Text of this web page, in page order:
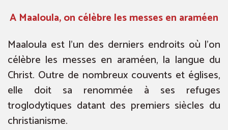
A Maaloula, on célèbre les messes en araméen
Maaloula est l’un des derniers endroits où l’on
célèbre les messes en araméen, la langue du
Christ. Outre de nombreux couvents et églises,
elle doit sa renommée à ses refuges
troglodytiques datant des premiers siècles du
christianisme.